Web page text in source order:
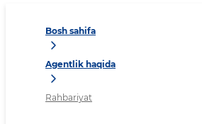
Bosh sahifa
Agentlik haqida
Rahbariyat